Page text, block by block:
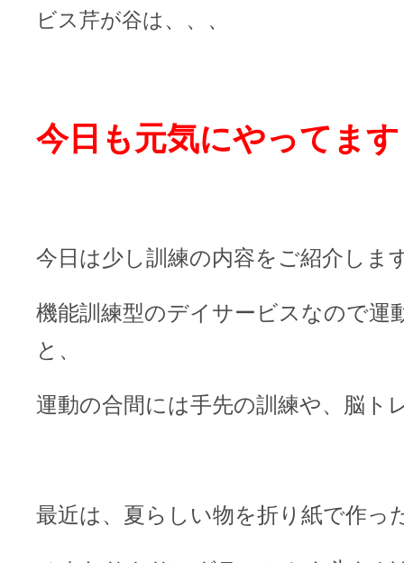
ビス芹が谷は、、、
今日も元気にやってま
今日は少し訓練の内容をご紹介しま
機能訓練型のデイサービスなので運
と、
運動の合間には手先の訓練や、脳ト
最近は、夏らしい物を折り紙で作っ